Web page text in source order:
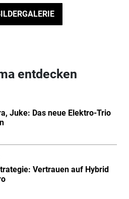
entdecken
Juke: Das neue Elektro-Trio
Vertrauen auf Hybrid